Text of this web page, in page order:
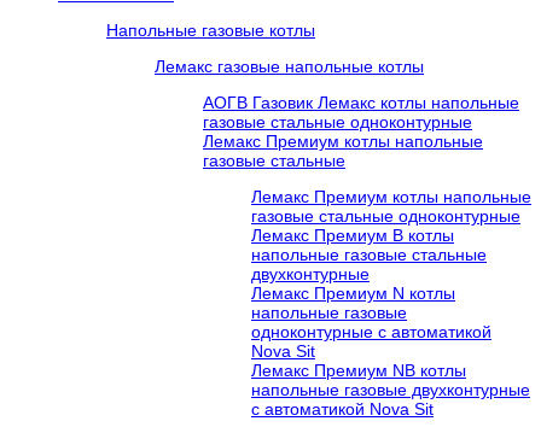
Напольные газовые котлы
Лемакс газовые напольные котлы
АОГВ Газовик Лемакс котлы напольные
газовые стальные одноконтурные
Лемакс Премиум котлы напольные
газовые стальные
Лемакс Премиум котлы напольные
газовые стальные одноконтурные
Лемакс Премиум B котлы
напольные газовые стальные
двухконтурные
Лемакс Премиум N котлы
напольные газовые
одноконтурные c автоматикой
Nova Sit
Лемакс Премиум NB котлы
напольные газовые двухконтурные
c автоматикой Nova Sit